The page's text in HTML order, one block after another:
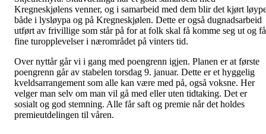
Kregneskjølens venner, og i samarbeid med dem blir det kjørt
både i lysløypa og på Kregneskjølen. Dette er også dugnadsarbeid
utført av frivillige som står på for at folk skal få komme seg ut og få
fine turopplevelser i nærområdet på vinters tid.
Over nyttår går vi i gang med poengrenn igjen. Planen er at første
poengrenn går av stabelen torsdag 9. januar. Dette er et hyggelig
kveldsarrangement som alle kan være med på, også voksne. Her
velger man selv om man vil gå med eller uten tidtaking. Det er
sosialt og god stemning. Alle får saft og premie når det holdes
premieutdelingen til våren.